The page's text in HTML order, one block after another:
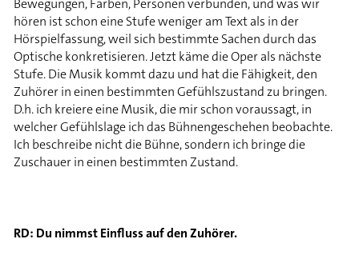
Bewegungen, Farben, Personen verbunden, und was wir
hören ist schon eine Stufe weniger am Text als in der
Hörspielfassung, weil sich bestimmte Sachen durch das
Optische konkretisieren. Jetzt käme die Oper als nächste
Stufe. Die Musik kommt dazu und hat die Fähigkeit, den
Zuhörer in einen bestimmten Gefühlszustand zu bringen.
D.h. ich kreiere eine Musik, die mir schon voraussagt, in
welcher Gefühlslage ich das Bühnengeschehen beobachte.
Ich beschreibe nicht die Bühne, sondern ich bringe die
Zuschauer in einen bestimmten Zustand.
RD: Du nimmst Einfluss auf den Zuhörer.